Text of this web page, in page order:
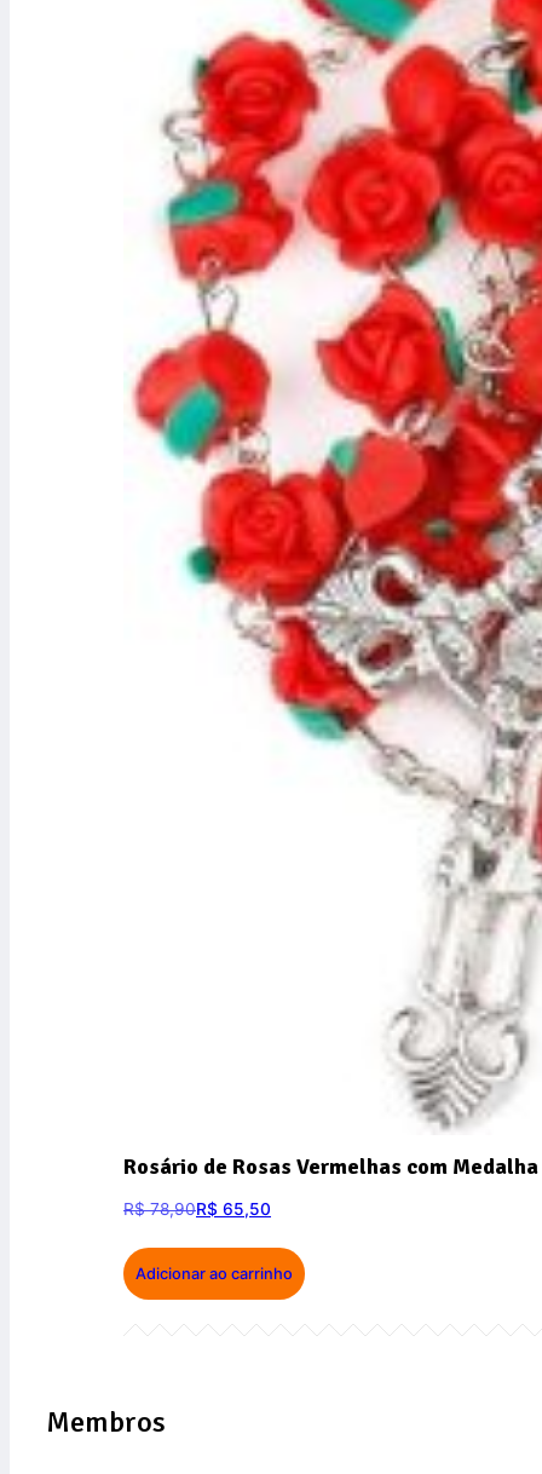
Rosário de Rosas Vermelhas com
R$78,90R$ 65,50
Adicionar ao carrinho
Membros